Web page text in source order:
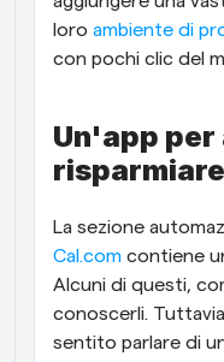
loro ambiente di
con pochi clic del
Un'app
La sezione
Cal.com contiene
Alcuni di questi,
conoscerli.
sentito parlare di